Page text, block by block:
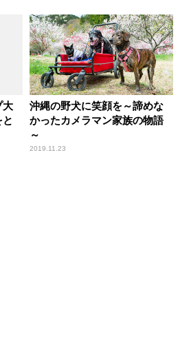
大
沖縄の野犬に笑顔を～諦めな
かったカメラマン家族の物語
～
2019.11.23